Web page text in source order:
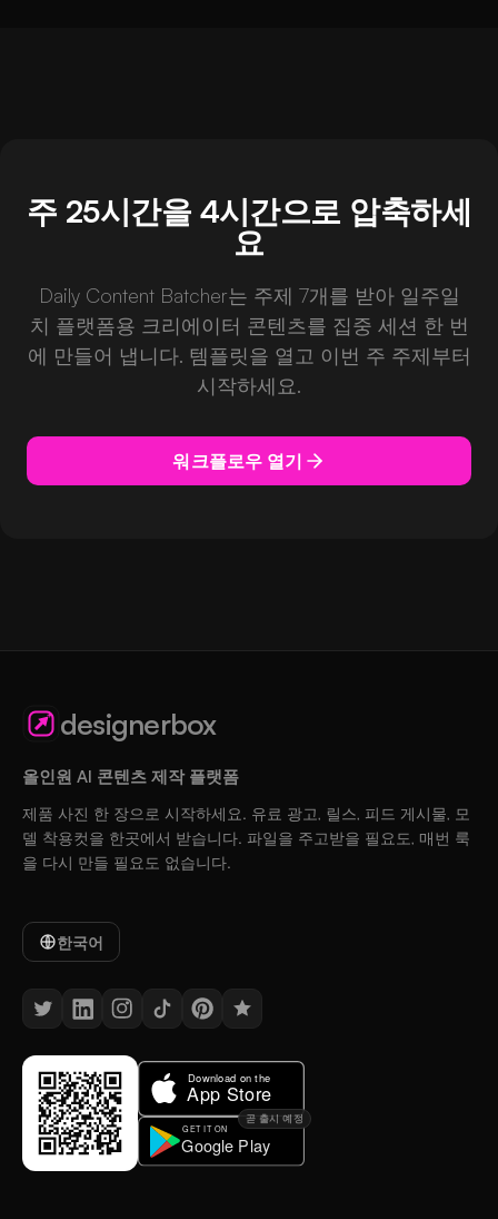
주 25시간을 4시간으로 압축하세
요
Daily Content Batcher는 주제 7개를 받아 일주일
치 플랫폼용 크리에이터 콘텐츠를 집중 세션 한 번
에 만들어 냅니다. 템플릿을 열고 이번 주 주제부터
시작하세요.
워크플로우 열기
designerbox
올인원 AI 콘텐츠 제작 플랫폼
제품 사진 한 장으로 시작하세요. 유료 광고, 릴스, 피드 게시물, 모
델 착용컷을 한곳에서 받습니다. 파일을 주고받을 필요도, 매번 룩
을 다시 만들 필요도 없습니다.
한국어
곧 출시 예정